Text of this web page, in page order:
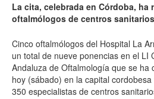
La cita, celebrada en Córdoba, ha
oftalmólogos de centros
Cinco oftalmólogos del Hospital La
un total de nueve ponencias en el LI
Andaluza de Oftalmología que se ha
hoy (sábado) en la capital
350 especialistas de centros